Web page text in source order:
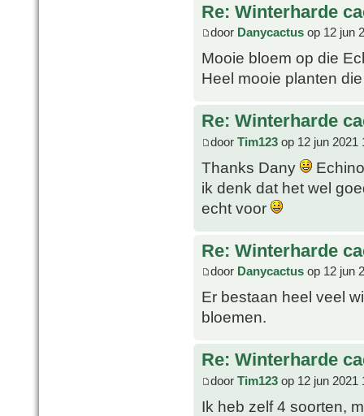
Re: Winterharde
door Danycactus op 12 jun
Mooie bloem op die
Heel mooie planten
Re: Winterharde
door Tim123 op 12 jun 2021
Thanks Dany
ik denk dat het wel
echt voor
Re: Winterharde
door Danycactus op 12 jun
Er bestaan heel veel
bloemen.
Re: Winterharde
door Tim123 op 12 jun 2021
Ik heb zelf 4 soorten,